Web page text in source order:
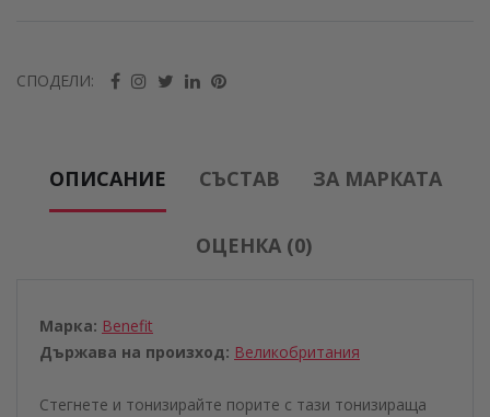
СПОДЕЛИ:
ОПИСАНИЕ СЪСТАВ ЗА МАРКАТА
ОЦЕНКА (0)
Марка: Benefit
Държава на произход: Великобритания
Стегнете и тонизирайте порите с тази тонизираща